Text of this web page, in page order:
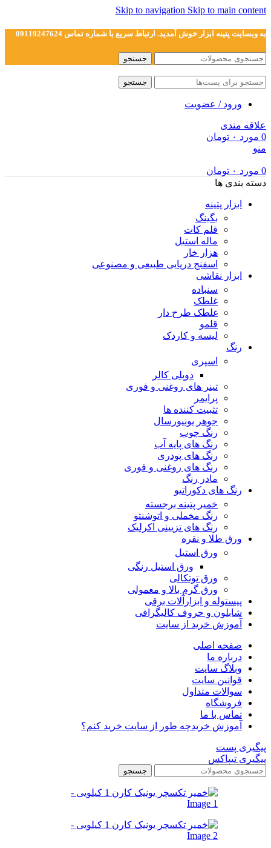
Skip to navigation Skip to main content
به وبسایت پتینه ابزار خوش آمدید. ارتباط سریع با شماره تماس 09119247624
جستجو
جستجو
ورود / عضویت
علاقه مندی
0 مورد ۰ تومان
منو
0 مورد ۰ تومان
دسته بندی ها
ابزار پتینه
بگینگ
قلم کات
ماله استیل
هزار خار
اسفنج دریایی طبیعی و مصنوعی
ابزار نقاشی
سنباده
غلطک
غلطک طرح دار
قلمو
لیسه و کاردک
رنگ
اسپری
دوپلی کالر
تینر های روغنی و فوری
پرایمر
تثبیت کننده ها
جوهر یونیورسال
رنگ چوب
رنگ‌ های پایه آب
رنگ های پودری
رنگ‌ های روغنی و فوری
مادر رنگ
رنگ های دکوراتیو
خمیر پتینه برجسته
رنگ مخملی و اتوشنتو
رنگ های تزیینی اکرلیک
ورق طلا و نقره
ورق استیل
ورق استیل رنگی
ورق توتکالی
ورق گرم بالا و معمولی
پیستوله و ابزارآلات برقی
شابلون و حروف کالیگرافی
آموزش خرید از سایت
صفحه اصلی
درباره ما
وبلاگ سایت
قوانین سایت
سوالات متداول
فروشگاه
تماس با ما
آموزش خریدچه طور از سایت خرید کنم؟
پیگیری پست
پیگیری تیپاکس
جستجو